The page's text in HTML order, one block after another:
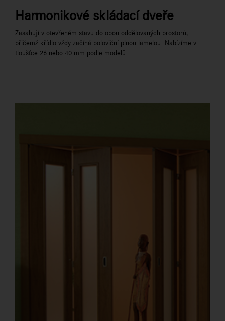
Harmonikové skládací dveře
Zasahují v otevřeném stavu do obou oddělovaných prostorů,
přičemž křídlo vždy začíná poloviční plnou lamelou. Nabízíme v
tloušťce 26 nebo 40 mm podle modelů.